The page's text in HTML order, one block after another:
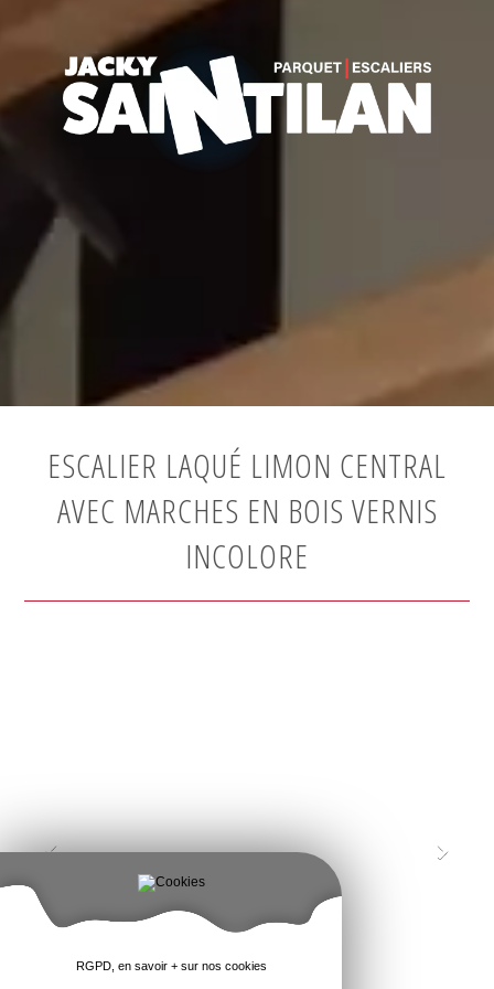
ESCALIER LAQUÉ LIMON CENTRAL
AVEC MARCHES EN BOIS VERNIS
INCOLORE
RGPD, en savoir + sur nos cookies